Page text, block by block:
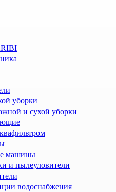
уборки
и сухой уборки
машины
и пылеуловители
водоснабжения